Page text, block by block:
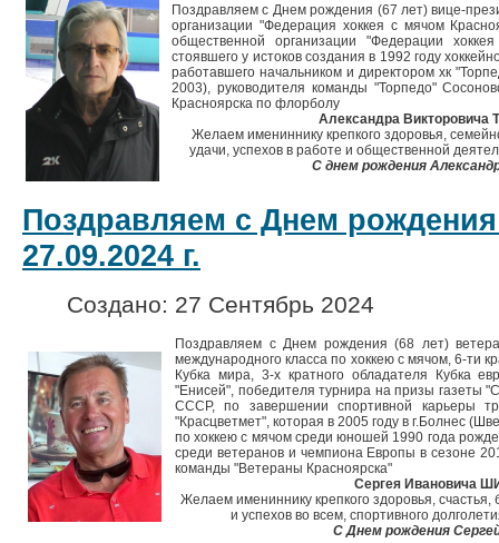
Поздравляем с Днем рождения (67 лет) вице-
организации "Федерация хоккея с мячом
общественной организации "Федерации
стоявшего у истоков создания в 1992 году
работавшего начальником и директором хк
2003), руководителя команды "Торпедо"
Красноярска по флорболу
Александра
Желаем имениннику крепкого здоровья,
удачи, успехов в работе и общественной
С днем рождения
Поздравляем с Днем
27.09.2024 г.
Создано: 27 Сентябрь 2024
Поздравляем с Днем рождения (68 лет)
международного класса по хоккею с мячом, 6-ти
Кубка мира, 3-х кратного обладателя Кубка
"Енисей", победителя турнира на призы газеты
СССР, по завершении спортивной карьеры
"Красцветмет", которая в 2005 году в г.Болнес
по хоккею с мячом среди юношей 1990 года
среди ветеранов и чемпиона Европы в сезоне
команды "Ветераны Красноярска"
Сергея Ивановича
Желаем имениннику крепкого здоровья, счастья,
и успехов во всем, спортивного
С Днем рождения